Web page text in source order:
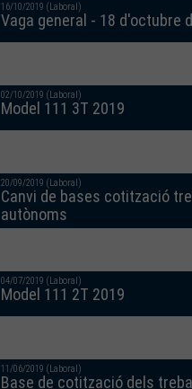
16/10/2019 (Laboral)
Vaga general - 18 d'octubre
02/10/2019 (Laboral)
Model 111 3T 2019
20/09/2019 (Laboral)
Canvi de bases cotització
autònoms
04/07/2019 (Laboral)
Model 111 2T 2019
11/06/2019 (Laboral)
Base de cotització dels